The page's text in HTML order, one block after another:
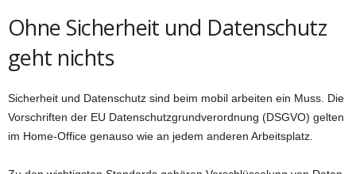
Ohne Sicherheit und Datenschutz
geht nichts
Sicherheit und Datenschutz sind beim mobil arbeiten ein Muss. Die
Vorschriften der EU Datenschutzgrundverordnung (DSGVO) gelten
im Home-Office genauso wie an jedem anderen Arbeitsplatz.